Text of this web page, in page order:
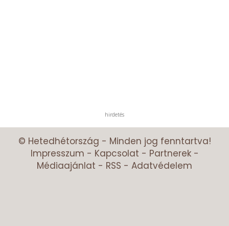
hirdetés
© Hetedhétország - Minden jog fenntartva!
Impresszum - Kapcsolat - Partnerek-
Médiaajánlat - RSS - Adatvédelem